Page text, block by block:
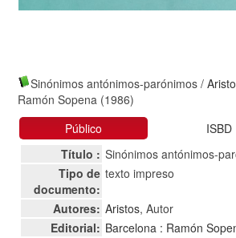
Sinónimos antónimos-parónimos /
Ramón Sopena (1986)
Público
ISBD
Título : Sinónimos antónimos-
Tipo de
documento:
texto impreso
Autores: Aristos, Autor
Editorial: Barcelona : Ramón